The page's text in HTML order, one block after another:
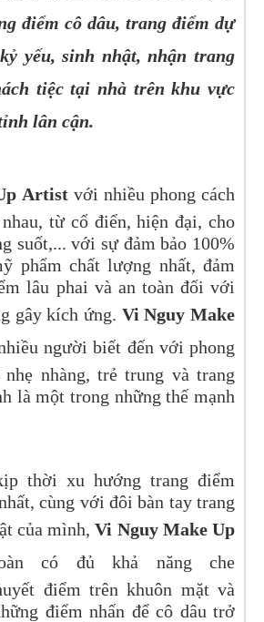
điểm cô dâu, trang điểm dự
yếu, sinh nhật, nhận trang
tiệc tại nhà trên khu vực
lân cận.
Artist với nhiều phong cách
từ cổ điển, hiện đại, cho
suốt,... với sự đảm bảo 100%
phẩm chất lượng nhất, đảm
lâu phai và an toàn đối với
gây kích ứng. Vi Nguy Make
người biết đến với phong
nhàng, trẻ trung và trang
là một trong những thế mạnh
thời xu hướng trang điểm
cùng với đôi bàn tay trang
của mình,Vi Nguy Make Up
có đủ khả năng che
điểm trên khuôn mặt và
điểm nhấn để cô dâu trở